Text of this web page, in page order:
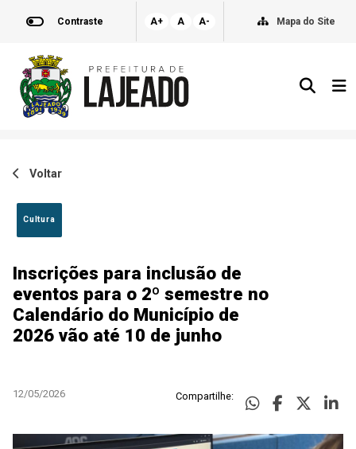
Contraste A+ A A- Mapa do Site
Voltar
Cultura
Inscrições para inclusão de
eventos para o 2º semestre no
Calendário do Município de
2026 vão até 10 de junho
12/05/2026 Compartilhe: